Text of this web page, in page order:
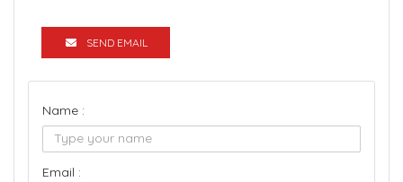
SEND EMAIL
Name :
Email :